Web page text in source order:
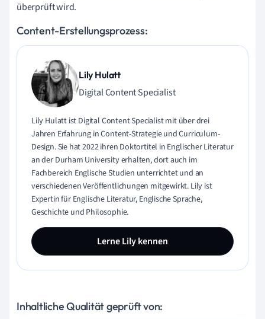
überprüft wird.
Content-Erstellungsprozess:
Lily Hulatt
Digital Content Specialist
Lily Hulatt ist Digital Content Specialist mit über drei
Jahren Erfahrung in Content-Strategie und Curriculum-
Design. Sie hat 2022 ihren Doktortitel in Englischer Literatur
an der Durham University erhalten, dort auch im
Fachbereich Englische Studien unterrichtet und an
verschiedenen Veröffentlichungen mitgewirkt. Lily ist
Expertin für Englische Literatur, Englische Sprache,
Geschichte und Philosophie.
Lerne Lily kennen
Inhaltliche Qualität geprüft von: